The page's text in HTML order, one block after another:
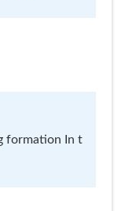
formation In t